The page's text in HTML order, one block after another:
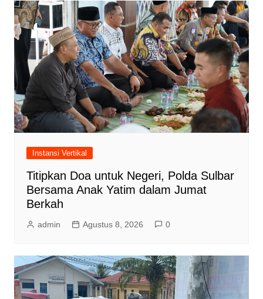
Instansi Vertikal
Titipkan Doa untuk Negeri, Polda Sulbar
Bersama Anak Yatim dalam Jumat
Berkah
admin Agustus 8, 2026 0